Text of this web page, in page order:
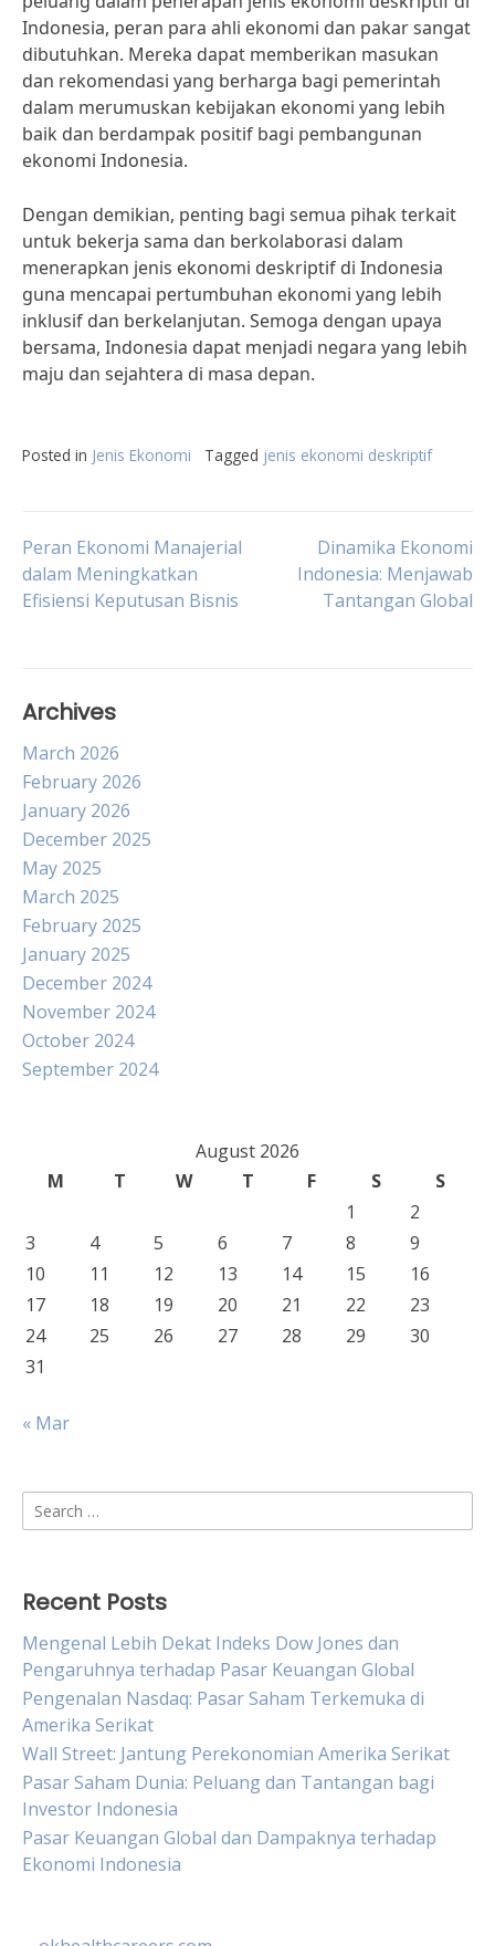
Indonesia, peran para ahli ekonomi dan pakar sangat
dibutuhkan. Mereka dapat memberikan masukan
dan rekomendasi yang berharga bagi pemerintah
dalam merumuskan kebijakan ekonomi yang lebih
baik dan berdampak positif bagi pembangunan
ekonomi Indonesia.
Dengan demikian, penting bagi semua pihak terkait
untuk bekerja sama dan berkolaborasi dalam
menerapkan jenis ekonomi deskriptif di Indonesia
guna mencapai pertumbuhan ekonomi yang lebih
inklusif dan berkelanjutan. Semoga dengan upaya
bersama, Indonesia dapat menjadi negara yang lebih
maju dan sejahtera di masa depan.
Posted in Jenis Ekonomi Tagged jenis ekonomi deskriptif
Post
navigation
Peran Ekonomi Manajerial
dalam Meningkatkan
Efisiensi Keputusan Bisnis
Dinamika Ekonomi
Indonesia: Menjawab
Tantangan Global
Archives
March 2026
February 2026
January 2026
December 2025
May 2025
March 2025
February 2025
January 2025
December 2024
November 2024
October 2024
September 2024
August 2026
M
T W T F S
S
1
2
3
4 5 6 7 8
9
10
11 12 13 14 15
16
17
18 19 20 21 22
23
24
25 26 27 28 29
30
31
« Mar
Search
for:
Recent Posts
Mengenal Lebih Dekat Indeks Dow Jones dan
Pengaruhnya terhadap Pasar Keuangan Global
Pengenalan Nasdaq: Pasar Saham Terkemuka di
Amerika Serikat
Wall Street: Jantung Perekonomian Amerika Serikat
Pasar Saham Dunia: Peluang dan Tantangan bagi
Investor Indonesia
Pasar Keuangan Global dan Dampaknya terhadap
Ekonomi Indonesia